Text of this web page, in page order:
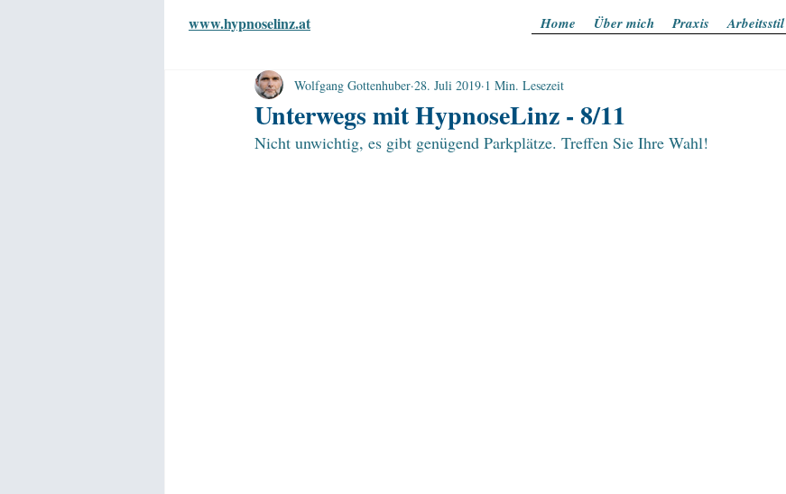
Home Über mich Praxis Arbeitsstil
www.hypnoselinz.at
Unterwegs mit HypnoseLinz - 8/11
Wolfgang Gottenhuber 28. Juli 2019 1 Min. Lesezeit
Nicht unwichtig, es gibt genügend Parkplätze. Treffen Sie Ihre Wahl!